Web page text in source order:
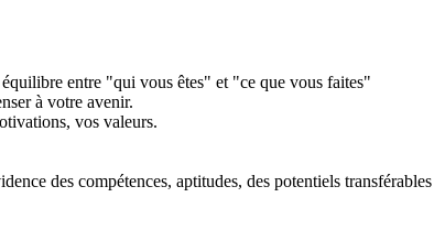
entre "qui vous êtes" et "ce que vous faites"
à votre avenir.
vos valeurs.
des compétences, aptitudes, des potentiels transférables